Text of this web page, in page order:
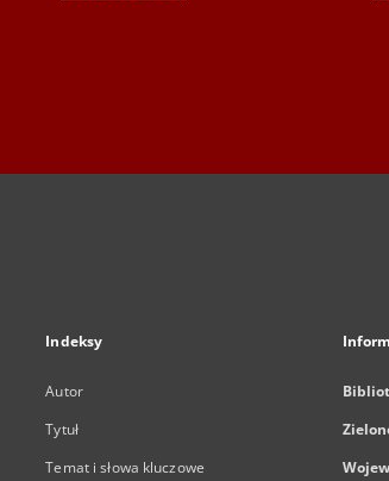
Indeksy
Autor
Tytuł
Temat i słowa kluczowe